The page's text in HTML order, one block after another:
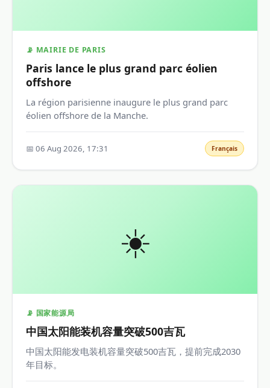
📡 MAIRIE DE PARIS
Paris lance le plus grand parc éolien
offshore
La région parisienne inaugure le plus grand parc
éolien offshore de la Manche.
📅 06 Aug 2026, 17:31 Français
☀️
📡 国家能源局
中国太阳能装机容量突破500吉瓦
中国太阳能发电装机容量突破500吉瓦，提前完成2030
年目标。